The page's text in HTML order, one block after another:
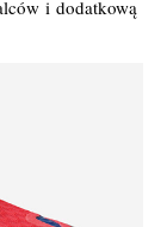
i dodatkową